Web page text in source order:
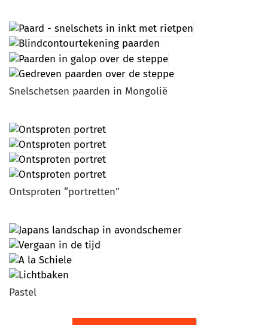
Snelschetsen paarden in Mongolië
Ontsproten “portretten”
Pastel